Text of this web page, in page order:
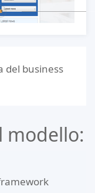
del business
modello: